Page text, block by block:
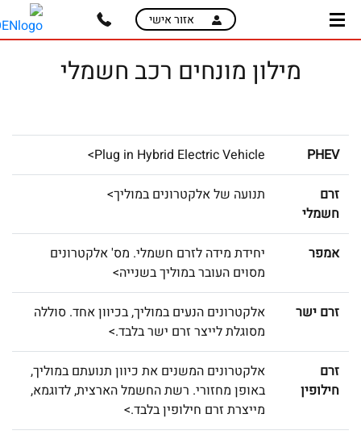
skip
skip
אזור אישי
מילון מונחים רכב חשמלי
PHEV
Plug in Hybrid Electric Vehicle>
זרם‌
‌חשמלי‌ ‌
תנועה של אלקטרונים במוליך>
אמפר
יחידת מידה לזרם חשמלי. מס' אלקטרונים
מסוים העובר במוליך בשנייה>
זרם ישר
אלקטרונים הנעים במוליך, בכיוון אחד. סוללה
מסוגלת לייצר זרם ישר בלבד.>
זרם
חילופין
אלקטרונים המשנים את כיוון תנועתם במוליך,
באופן מחזורי. רשת החשמל הארצית, לדוגמא,
מייצרת זרם חילופין בלבד.>